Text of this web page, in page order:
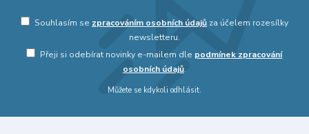
Souhlasím se zpracováním osobních údajůza účelem rozesílky
newsletteru.
Přeji si odebírat novinky e-mailem dle podmínek zpracování
osobních údajů.
Můžete se kdykoli odhlásit.